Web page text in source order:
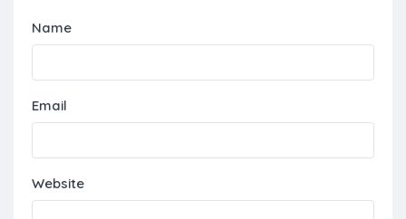
Name
Email
Website